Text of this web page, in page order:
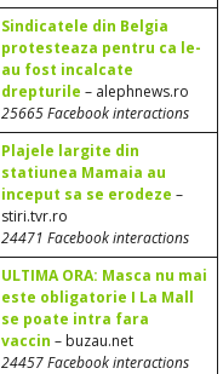
Sindicatele din Belgia
protesteaza pentru ca le-
au fost incalcate
drepturile – alephnews.ro
25665 Facebook interactions
Plajele largite din
statiunea Mamaia au
inceput sa se erodeze –
stiri.tvr.ro
24471 Facebook interactions
ULTIMA ORA: Masca nu mai
este obligatorie I La Mall
se poate intra fara
vaccin – buzau.net
24457 Facebook interactions